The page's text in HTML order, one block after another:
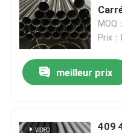
MOQ
Prix
meilleur prix
409